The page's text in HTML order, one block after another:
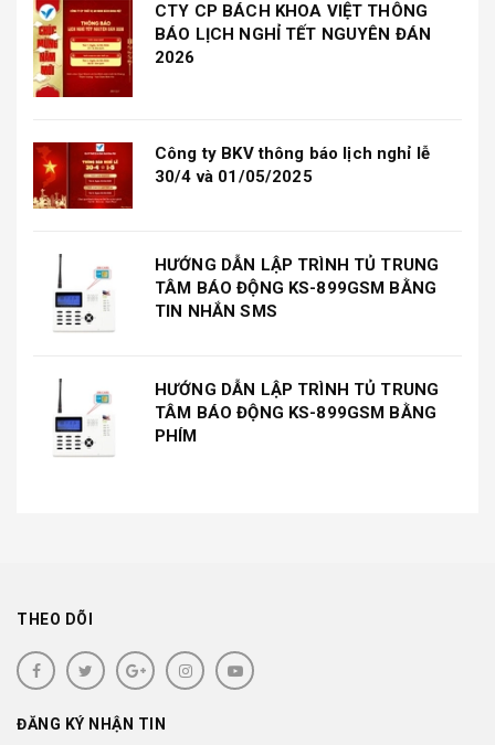
CTY CP BÁCH KHOA VIỆT THÔNG
BÁO LỊCH NGHỈ TẾT NGUYÊN ĐÁN
2026
Công ty BKV thông báo lịch nghỉ lễ
30/4 và 01/05/2025
HƯỚNG DẪN LẬP TRÌNH TỦ TRUNG
TÂM BÁO ĐỘNG KS-899GSM BẰNG
TIN NHẮN SMS
HƯỚNG DẪN LẬP TRÌNH TỦ TRUNG
TÂM BÁO ĐỘNG KS-899GSM BẰNG
PHÍM
THEO DÕI
ĐĂNG KÝ NHẬN TIN